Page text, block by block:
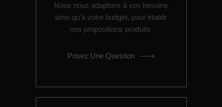
Nous nous adaptons à vos besoins
ainsi qu’à votre budget, pour établir
nos propositions produits
Posez Une Question